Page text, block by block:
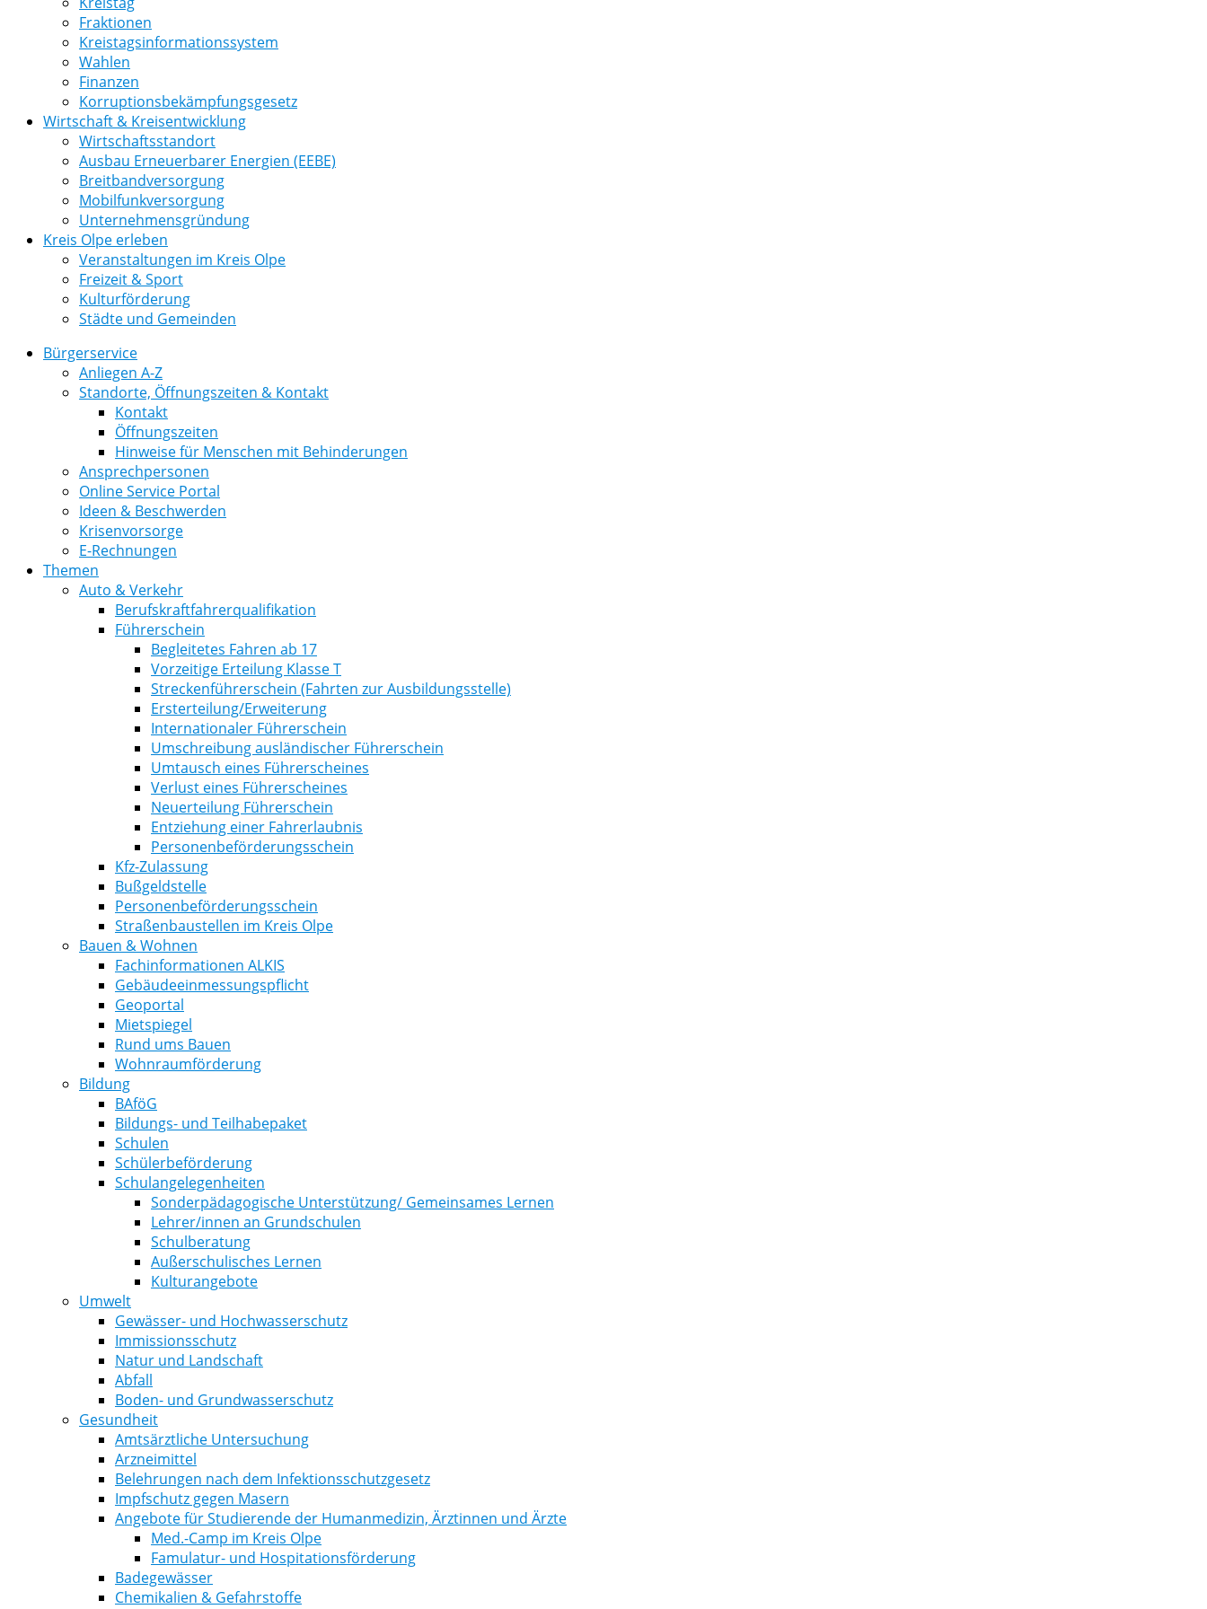
Fraktionen
Kreistagsinformationssystem
Wahlen
Finanzen
Korruptionsbekämpfungsgesetz
Wirtschaft & Kreisentwicklung
Wirtschaftsstandort
Ausbau Erneuerbarer Energien (EEBE)
Breitbandversorgung
Mobilfunkversorgung
Unternehmensgründung
Kreis Olpe erleben
Veranstaltungen im Kreis Olpe
Freizeit & Sport
Kulturförderung
Städte und Gemeinden
Bürgerservice
Anliegen A-Z
Standorte, Öffnungszeiten & Kontakt
Kontakt
Öffnungszeiten
Hinweise für Menschen mit Behinderungen
Ansprechpersonen
Online Service Portal
Ideen & Beschwerden
Krisenvorsorge
E-Rechnungen
Themen
Auto & Verkehr
Berufskraftfahrerqualifikation
Führerschein
Begleitetes Fahren ab 17
Vorzeitige Erteilung Klasse T
Streckenführerschein (Fahrten zur Ausbildungsstelle)
Ersterteilung/Erweiterung
Internationaler Führerschein
Umschreibung ausländischer Führerschein
Umtausch eines Führerscheines
Verlust eines Führerscheines
Neuerteilung Führerschein
Entziehung einer Fahrerlaubnis
Personenbeförderungsschein
Kfz-Zulassung
Bußgeldstelle
Personenbeförderungsschein
Straßenbaustellen im Kreis Olpe
Bauen & Wohnen
Fachinformationen ALKIS
Gebäudeeinmessungspflicht
Geoportal
Mietspiegel
Rund ums Bauen
Wohnraumförderung
Bildung
BAföG
Bildungs- und Teilhabepaket
Schulen
Schülerbeförderung
Schulangelegenheiten
Sonderpädagogische Unterstützung/ Gemeinsames Lernen
Lehrer/innen an Grundschulen
Schulberatung
Außerschulisches Lernen
Kulturangebote
Umwelt
Gewässer- und Hochwasserschutz
Immissionsschutz
Natur und Landschaft
Abfall
Boden- und Grundwasserschutz
Gesundheit
Amtsärztliche Untersuchung
Arzneimittel
Belehrungen nach dem Infektionsschutzgesetz
Impfschutz gegen Masern
Angebote für Studierende der Humanmedizin, Ärztinnen und Ärzte
Med.-Camp im Kreis Olpe
Famulatur- und Hospitationsförderung
Badegewässer
Chemikalien & Gefahrstoffe